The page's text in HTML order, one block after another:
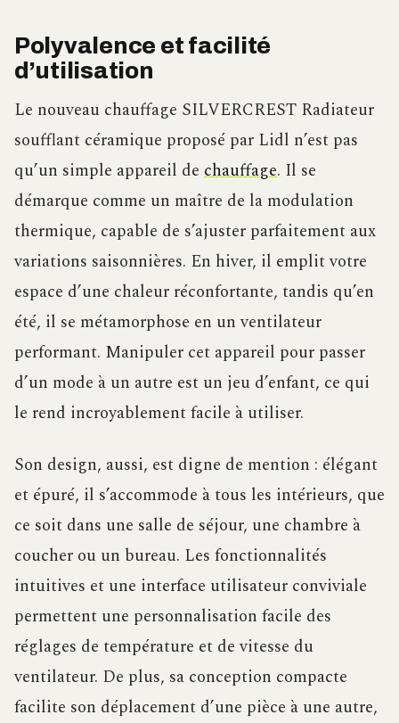
Polyvalence et facilité
d’utilisation
Le nouveau chauffage SILVERCREST Radiateur
soufflant céramique proposé par Lidl n’est pas
qu’un simple appareil de chauffage. Il se
démarque comme un maître de la modulation
thermique, capable de s’ajuster parfaitement aux
variations saisonnières. En hiver, il emplit votre
espace d’une chaleur réconfortante, tandis qu’en
été, il se métamorphose en un ventilateur
performant. Manipuler cet appareil pour passer
d’un mode à un autre est un jeu d’enfant, ce qui
le rend incroyablement facile à utiliser.
Son design, aussi, est digne de mention : élégant
et épuré, il s’accommode à tous les intérieurs, que
ce soit dans une salle de séjour, une chambre à
coucher ou un bureau. Les fonctionnalités
intuitives et une interface utilisateur conviviale
permettent une personnalisation facile des
réglages de température et de vitesse du
ventilateur. De plus, sa conception compacte
facilite son déplacement d’une pièce à une autre,